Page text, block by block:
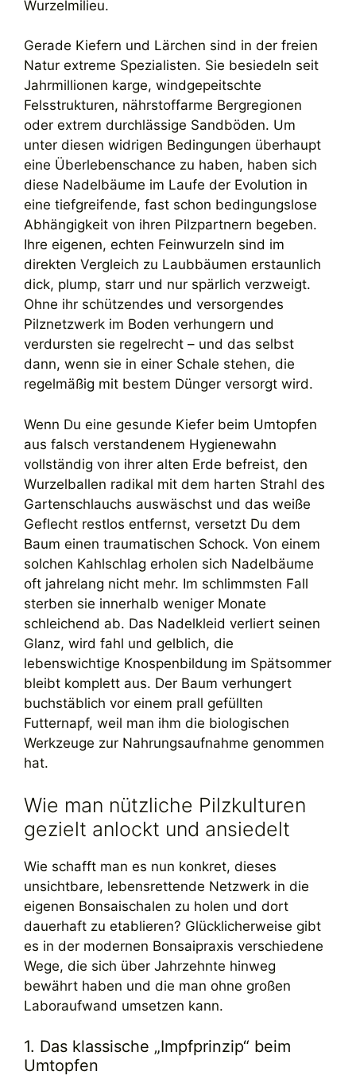
Wurzelmilieu.
Gerade Kiefern und Lärchen sind in der freien
Natur extreme Spezialisten. Sie besiedeln seit
Jahrmillionen karge, windgepeitschte
Felsstrukturen, nährstoffarme Bergregionen
oder extrem durchlässige Sandböden. Um
unter diesen widrigen Bedingungen überhaupt
eine Überlebenschance zu haben, haben sich
diese Nadelbäume im Laufe der Evolution in
eine tiefgreifende, fast schon bedingungslose
Abhängigkeit von ihren Pilzpartnern begeben.
Ihre eigenen, echten Feinwurzeln sind im
direkten Vergleich zu Laubbäumen erstaunlich
dick, plump, starr und nur spärlich verzweigt.
Ohne ihr schützendes und versorgendes
Pilznetzwerk im Boden verhungern und
verdursten sie regelrecht – und das selbst
dann, wenn sie in einer Schale stehen, die
regelmäßig mit bestem Dünger versorgt wird.
Wenn Du eine gesunde Kiefer beim Umtopfen
aus falsch verstandenem Hygienewahn
vollständig von ihrer alten Erde befreist, den
Wurzelballen radikal mit dem harten Strahl des
Gartenschlauchs auswäschst und das weiße
Geflecht restlos entfernst, versetzt Du dem
Baum einen traumatischen Schock. Von einem
solchen Kahlschlag erholen sich Nadelbäume
oft jahrelang nicht mehr. Im schlimmsten Fall
sterben sie innerhalb weniger Monate
schleichend ab. Das Nadelkleid verliert seinen
Glanz, wird fahl und gelblich, die
lebenswichtige Knospenbildung im Spätsommer
bleibt komplett aus. Der Baum verhungert
buchstäblich vor einem prall gefüllten
Futternapf, weil man ihm die biologischen
Werkzeuge zur Nahrungsaufnahme genommen
hat.
Wie man nützliche Pilzkulturen
gezielt anlockt und ansiedelt
Wie schafft man es nun konkret, dieses
unsichtbare, lebensrettende Netzwerk in die
eigenen Bonsaischalen zu holen und dort
dauerhaft zu etablieren? Glücklicherweise gibt
es in der modernen Bonsaipraxis verschiedene
Wege, die sich über Jahrzehnte hinweg
bewährt haben und die man ohne großen
Laboraufwand umsetzen kann.
1. Das klassische „Impfprinzip“ beim
Umtopfen